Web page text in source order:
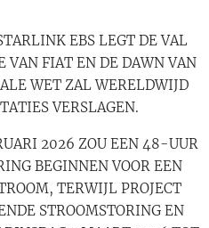
EBS LEGT DE VAL
VAN FIAT EN DE DAWN VAN
WET ZAL WERELDWIJD
VERSLAGEN.
2026 ZOU EEN 48-UUR
BEGINNEN VOOR EEN
TERWIJL PROJECT
STROOMSTORING EN